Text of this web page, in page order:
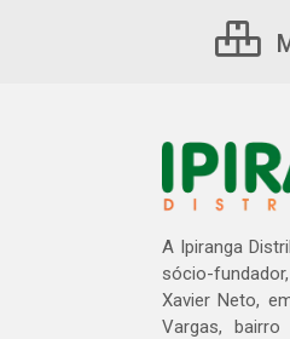
A Ipiranga
sócio-
Xavier Neto,
Vargas,